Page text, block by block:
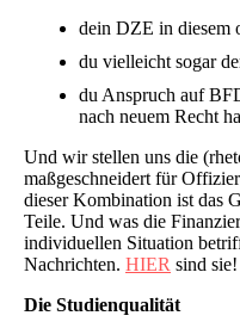
dein DZE in diesem
du vielleicht sogar
du Anspruch auf
nach neuem Recht
Und wir stellen uns die
maßgeschneidert für
dieser Kombination ist das
Teile. Und was die
individuellen Situation
Nachrichten. HIER sind sie!
Die Studienqualität